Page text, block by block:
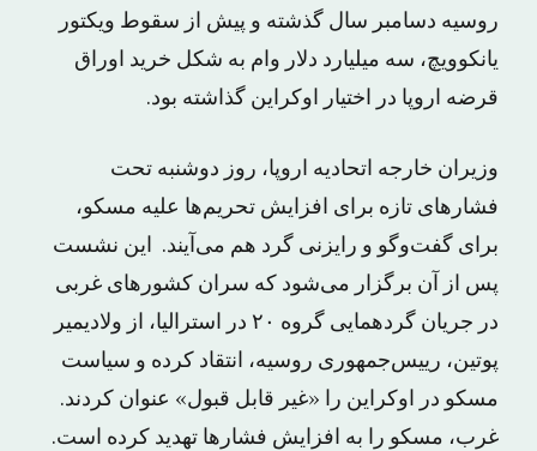
روسیه دسامبر سال گذشته و پیش از سقوط ویکتور
یانکوویچ، سه میلیارد دلار وام به شکل خرید اوراق
قرضه اروپا در اختیار اوکراین گذاشته بود.
وزیران خارجه اتحادیه اروپا، روز دوشنبه تحت
فشارهای تازه برای افزایش تحریم‌ها علیه مسکو،
برای گفت‌وگو و رایزنی گرد هم می‌آیند. این نشست
پس از آن برگزار می‌شود که سران کشورهای غربی
در جریان گردهمایی گروه ۲۰ در استرالیا، از ولادیمیر
پوتین، رییس‌جمهوری روسیه، انتقاد کرده و سیاست
مسکو در اوکراین را «غیر قابل قبول» عنوان کردند.
غرب، مسکو را به افزایش فشارها تهدید کرده است.